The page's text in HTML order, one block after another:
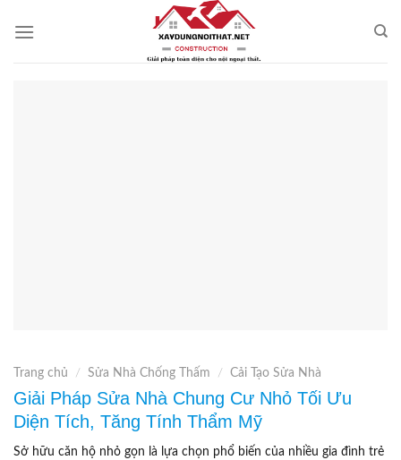
Trang chủ / Sửa Nhà Chống Thấm / Cải Tạo Sửa Nhà
Giải Pháp Sửa Nhà Chung Cư Nhỏ Tối Ưu
Diện Tích, Tăng Tính Thẩm Mỹ
Sở hữu căn hộ nhỏ gọn là lựa chọn phổ biến của nhiều gia đình trẻ